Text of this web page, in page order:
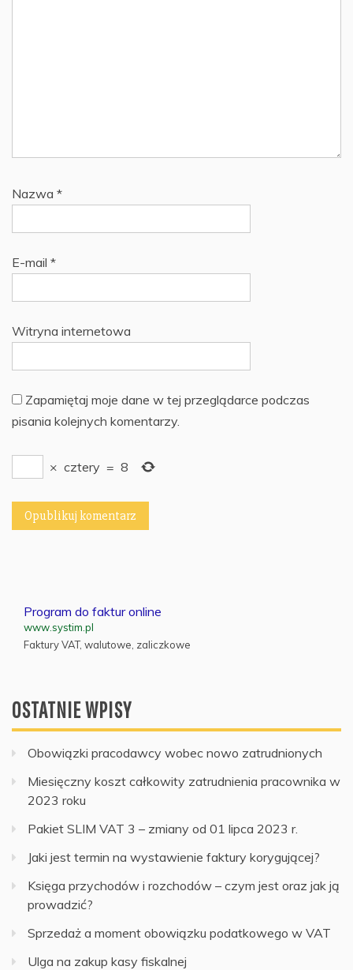
Nazwa *
E-mail *
Witryna internetowa
Zapamiętaj moje dane w tej przeglądarce podczas
pisania kolejnych komentarzy.
× cztery = 8
Program do faktur online
www.systim.pl
Faktury VAT, walutowe, zaliczkowe
OSTATNIE WPISY
Obowiązki pracodawcy wobec nowo zatrudnionych
Miesięczny koszt całkowity zatrudnienia pracownika w
2023 roku
Pakiet SLIM VAT 3 – zmiany od 01 lipca 2023 r.
Jaki jest termin na wystawienie faktury korygującej?
Księga przychodów i rozchodów – czym jest oraz jak ją
prowadzić?
Sprzedaż a moment obowiązku podatkowego w VAT
Ulga na zakup kasy fiskalnej